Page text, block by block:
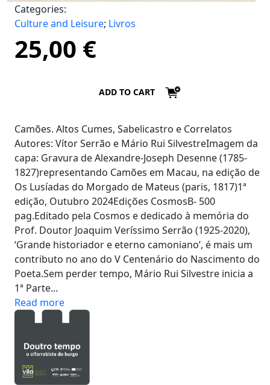
Categories:
Culture and Leisure; Livros
25,00 €
ADD TO CART
Camões. Altos Cumes, Sabelicastro e Correlatos
​Autores: Vítor Serrão e Mário Rui SilvestreImagem da
capa: Gravura de Alexandre-Joseph Desenne (1785-
1827)representando Camões em Macau, na edição de
Os Lusíadas do Morgado de Mateus (paris, 1817)1ª
edição, Outubro 2024Edições CosmosB- 500
pag.Editado pela Cosmos e dedicado à memória do
Prof. Doutor Joaquim Veríssimo Serrão (1925-2020),
‘Grande historiador e eterno camoniano’, é mais um
contributo no ano do V Centenário do Nascimento do
Poeta.Sem perder tempo, Mário Rui Silvestre inicia a
1ª Parte...
Read more